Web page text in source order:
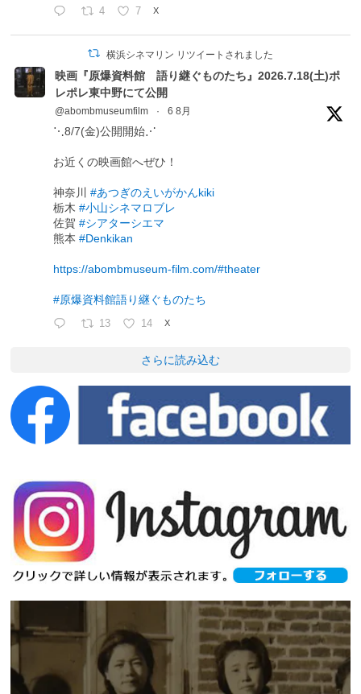
4 7 X
横浜シネマリン リツイートされました
映画『原爆資料館 語り継ぐものたち』2026.7.18(土)ポ
レポレ東中野にて公開
@abombmuseumfilm · 6 8月
⋱8/7(金)公開開始⋰
お近くの映画館へぜひ！
神奈川#あつぎのえいがかんkiki
栃木#小山シネマロブレ
佐賀#シアターシエマ
熊本#Denkikan
https://abombmuseum-film.com/#theater
#原爆資料館語り継ぐものたち
13 14 X
さらに読み込む